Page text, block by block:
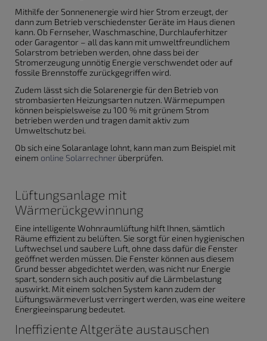
Mithilfe der Sonnenenergie wird hier Strom erzeugt, der
dann zum Betrieb verschiedenster Geräte im Haus dienen
kann. Ob Fernseher, Waschmaschine, Durchlauferhitzer
oder Garagentor – all das kann mit umweltfreundlichem
Solarstrom betrieben werden, ohne dass bei der
Stromerzeugung unnötig Energie verschwendet oder auf
fossile Brennstoffe zurückgegriffen wird.
Zudem lässt sich die Solarenergie für den Betrieb von
strombasierten Heizungsarten nutzen. Wärmepumpen
können beispielsweise zu 100 % mit grünem Strom
betrieben werden und tragen damit aktiv zum
Umweltschutz bei.
Ob sich eine Solaranlage lohnt, kann man zum Beispiel mit
einem online Solarrechner überprüfen.
Lüftungsanlage mit
Wärmerückgewinnung
Eine intelligente Wohnraumlüftung hilft Ihnen, sämtlich
Räume effizient zu belüften. Sie sorgt für einen hygienischen
Luftwechsel und saubere Luft, ohne dass dafür die Fenster
geöffnet werden müssen. Die Fenster können aus diesem
Grund besser abgedichtet werden, was nicht nur Energie
spart, sondern sich auch positiv auf die Lärmbelastung
auswirkt. Mit einem solchen System kann zudem der
Lüftungswärmeverlust verringert werden, was eine weitere
Energieeinsparung bedeutet.
Ineffiziente Altgeräte austauschen